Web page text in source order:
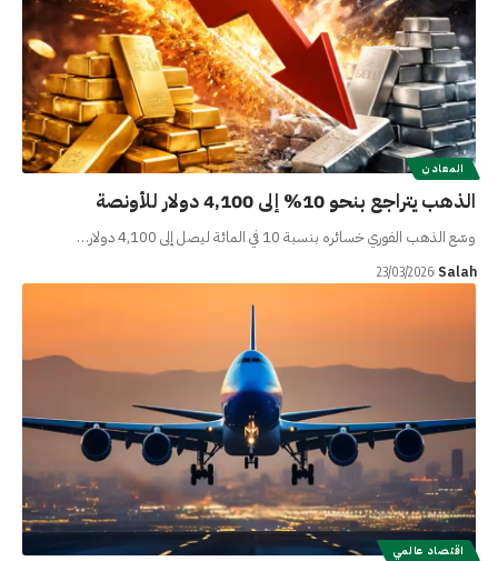
المعادن
الذهب يتراجع بنحو 10% إلى 4,100 دولار للأونصة
وسّع الذهب الفوري خسائره بنسبة 10 في المائة ليصل إلى 4,100 دولار…
Salah
23/03/2026
اقتصاد عالمي